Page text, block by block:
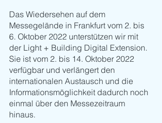
Das Wiedersehen auf dem
Messegelände in Frankfurt vom 2. bis
6. Oktober 2022 unterstützen wir mit
der Light + Building Digital Extension.
Sie ist vom 2. bis 14. Oktober 2022
verfügbar und verlängert den
internationalen Austausch und die
Informationsmöglichkeit dadurch noch
einmal über den Messezeitraum
hinaus.